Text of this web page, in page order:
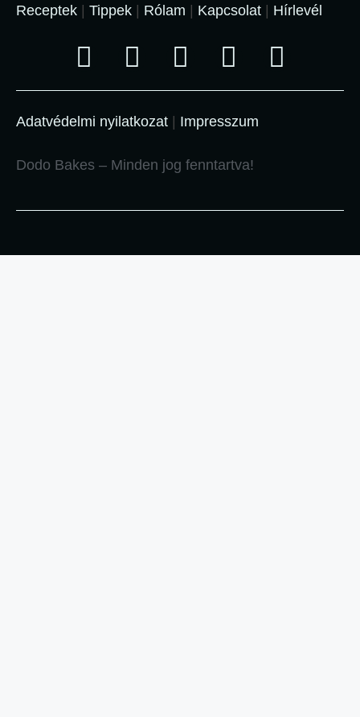
Receptek | Tippek | Rólam | Kapcsolat | Hírlevél
Dodo Bakes – Minden jog fenntartva!
Adatvédelmi nyilatkozat | Impresszum